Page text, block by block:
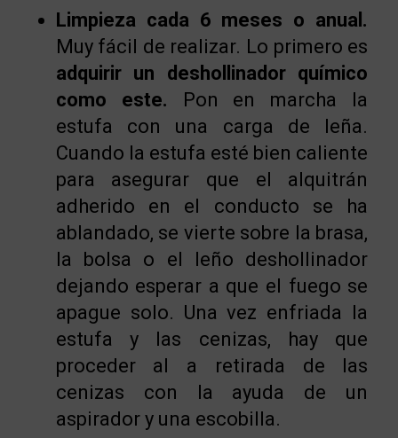
Limpieza cada 6 meses o anual.
Muy fácil de realizar. Lo primero es
adquirir un deshollinador químico
como este.
Pon en marcha la
estufa con una carga de leña.
Cuando la estufa esté bien caliente
para asegurar que el alquitrán
adherido en el conducto se ha
ablandado, se vierte sobre la brasa,
la bolsa o el leño deshollinador
dejando esperar a que el fuego se
apague solo. Una vez enfriada la
estufa y las cenizas, hay que
proceder al a retirada de las
cenizas con la ayuda de un
aspirador y una escobilla.